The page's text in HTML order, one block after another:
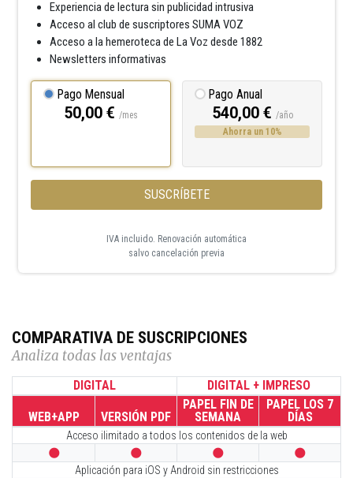
Experiencia de lectura sin publicidad intrusiva
Acceso al club de suscriptores SUMA VOZ
Acceso a la hemeroteca de La Voz desde 1882
Newsletters informativas
Pago Mensual
50,00 € /mes
Pago Anual
540,00 € /año
Ahorra un 10%
SUSCRÍBETE
IVA incluido. Renovación automática
salvo cancelación previa
COMPARATIVA DE SUSCRIPCIONES
Analiza todas las ventajas
DIGITAL DIGITAL + IMPRESO
WEB+APP VERSIÓN PDF
PAPEL FIN DE
SEMANA
PAPEL LOS 7
DÍAS
Acceso ilimitado a todos los contenidos de la web
   
Aplicación para iOS y Android sin restricciones